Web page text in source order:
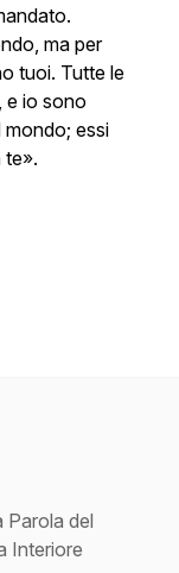
ma per
tuoi. Tutte le
e io sono
essi
te».
Parola del
Interiore